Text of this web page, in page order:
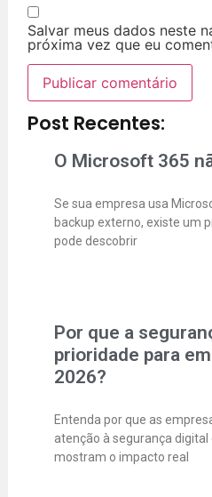
Salvar meus dados neste
próxima vez que eu
Post Recentes:
O Microsoft 365
Se sua empresa usa
backup externo, existe um
pode descobrir
Por que a
prioridade para
2026?
Entenda por que as
atenção à segurança
mostram o impacto real